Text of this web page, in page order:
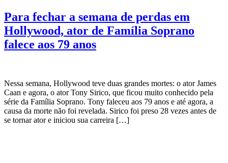
Para fechar a semana de perdas em
Hollywood, ator de Família Soprano
falece aos 79 anos
Nessa semana, Hollywood teve duas grandes mortes: o ator James
Caan e agora, o ator Tony Sirico, que ficou muito conhecido pela
série da Família Soprano. Tony faleceu aos 79 anos e até agora, a
causa da morte não foi revelada. Sirico foi preso 28 vezes antes de
se tornar ator e iniciou sua carreira […]